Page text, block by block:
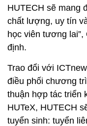
HUTECH sẽ mang
chất lượng, uy tín
học viên tương
định.
Trao đổi với
điều phối chương
thuận hợp tác triển
HUTeX, HUTECH
tuyển sinh: tuyển